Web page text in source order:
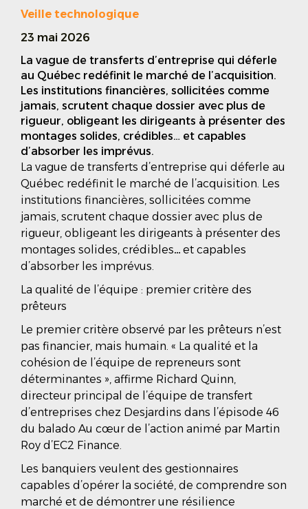
Veille technologique
23 mai 2026
La vague de transferts d’entreprise qui déferle
au Québec redéfinit le marché de l’acquisition.
Les institutions financières, sollicitées comme
jamais, scrutent chaque dossier avec plus de
rigueur, obligeant les dirigeants à présenter des
montages solides, crédibles… et capables
d’absorber les imprévus.
La vague de transferts d’entreprise qui déferle au
Québec redéfinit le marché de l’acquisition. Les
institutions financières, sollicitées comme
jamais, scrutent chaque dossier avec plus de
rigueur, obligeant les dirigeants à présenter des
montages solides, crédibles… et capables
d’absorber les imprévus.
La qualité de l’équipe : premier critère des
prêteurs
Le premier critère observé par les prêteurs n’est
pas financier, mais humain. « La qualité et la
cohésion de l’équipe de repreneurs sont
déterminantes », affirme Richard Quinn,
directeur principal de l’équipe de transfert
d’entreprises chez Desjardins dans l’épisode 46
du balado Au cœur de l’action animé par Martin
Roy d’EC2 Finance.
Les banquiers veulent des gestionnaires
capables d’opérer la société, de comprendre son
marché et de démontrer une résilience